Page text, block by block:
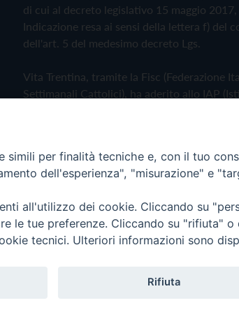
di cui al decreto legislativo 15 maggio 2017,
Indicazione resa ai sensi della lettera f) del
dell'art. 5 del medesimo decreto Lgs.
Vita Trentina, tramite la Fisc (Federazione
Settimanali Cattolici), ha aderito allo IAP
Privacy Policy Cookie Policy
Editrice
simili per finalità tecniche e, con il tuo
dell'esperienza", "misurazione" e
all'utilizzo dei cookie. Cliccando su
le tue preferenze. Cliccando su "rifiuta"
tecnici. Ulteriori informazioni sono
Rifiuta